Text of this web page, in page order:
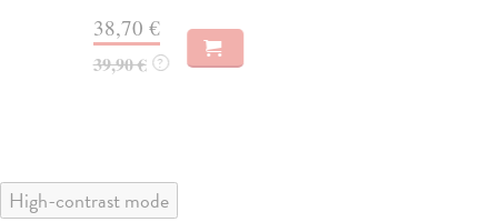
38,70 €
39,90 € ?
High-contrast mode